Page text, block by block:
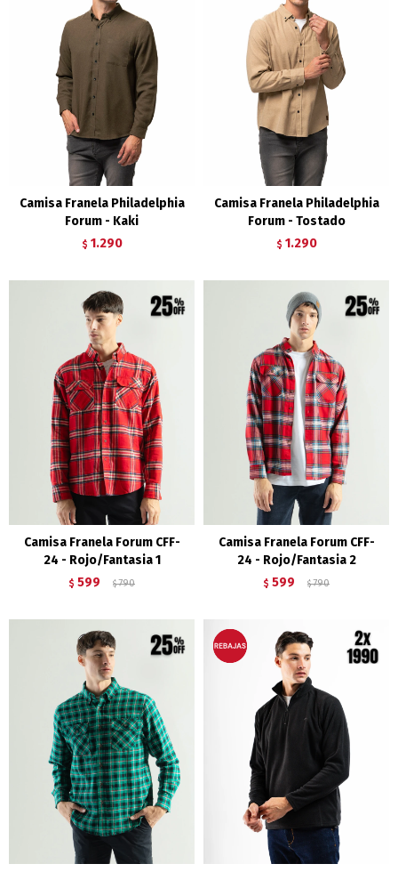
Camisa Franela Philadelphia
Forum - Kaki
$ 1.290
Camisa Franela Philadelphia
Forum - Tostado
$ 1.290
Camisa Franela Forum CFF-
24 - Rojo/Fantasia 1
$ 599 $ 790
Camisa Franela Forum CFF-
24 - Rojo/Fantasia 2
$ 599 $ 790